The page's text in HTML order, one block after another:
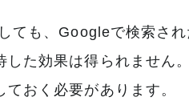
ても、Googleで検索さ
した効果は得られません
おく必要があります。